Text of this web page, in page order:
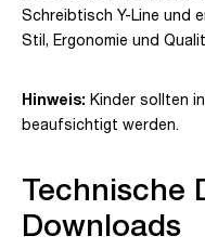
Schreibtisch Y-Line und
Stil, Ergonomie und
Hinweis: Kinder sollten
beaufsichtigt werden.
Technische
Downloads